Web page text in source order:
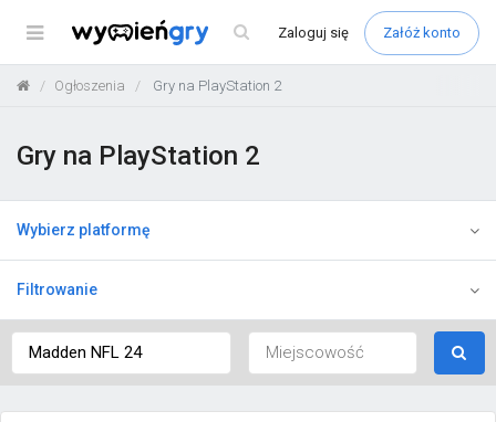
Menu Zaloguj się Załóż konto
Ogłoszenia Gry na PlayStation 2
Gry na PlayStation 2
Wybierz platformę
Filtrowanie